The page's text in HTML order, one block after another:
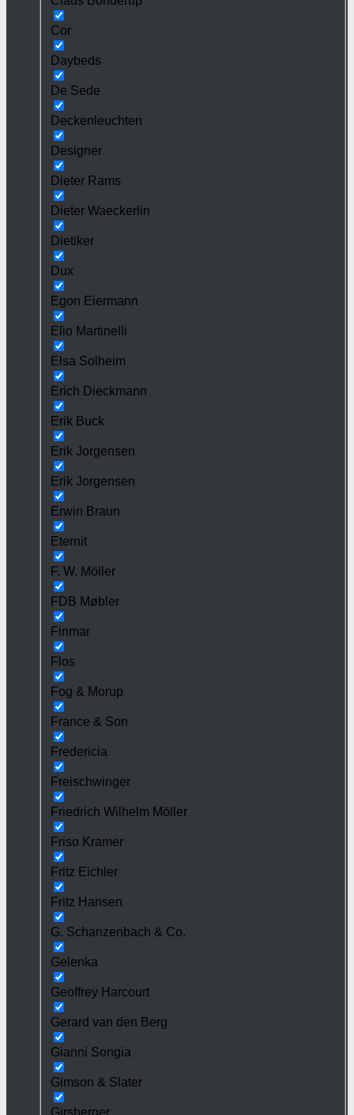
Cor
Daybeds
De Sede
Deckenleuchten
Designer
Dieter Rams
Dieter Waeckerlin
Dietiker
Dux
Egon Eiermann
Elio Martinelli
Elsa Solheim
Erich Dieckmann
Erik Buck
Erik Jorgensen
Erik Jorgensen
Erwin Braun
Eternit
F. W. Möller
FDB Møbler
Finmar
Flos
Fog & Morup
France & Son
Fredericia
Freischwinger
Friedrich Wilhelm Möller
Friso Kramer
Fritz Eichler
Fritz Hansen
G. Schanzenbach & Co.
Gelenka
Geoffrey Harcourt
Gerard van den Berg
Gianni Songia
Gimson & Slater
Girsberger